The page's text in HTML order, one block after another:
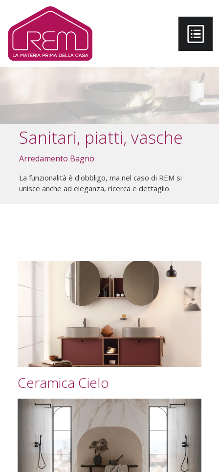
Salta al contenuto principale
Sanitari, piatti, vasche
Arredamento Bagno
La funzionalità è d'obbligo, ma nel caso di REM si
unisce anche ad eleganza, ricerca e dettaglio.
Ceramica Cielo